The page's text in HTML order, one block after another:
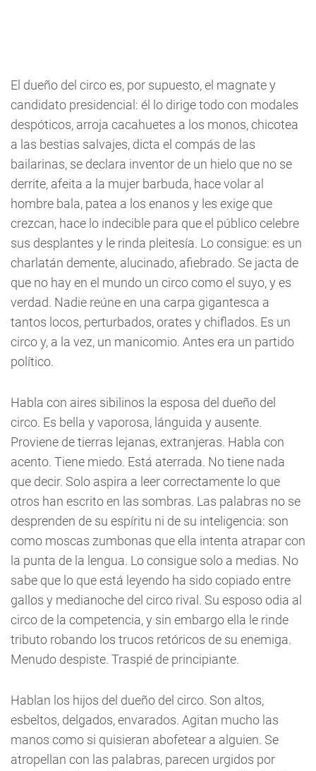
El dueño del circo es, por supuesto, el magnate y
candidato presidencial: él lo dirige todo con modales
despóticos, arroja cacahuetes a los monos, chicotea
a las bestias salvajes, dicta el compás de las
bailarinas, se declara inventor de un hielo que no se
derrite, afeita a la mujer barbuda, hace volar al
hombre bala, patea a los enanos y les exige que
crezcan, hace lo indecible para que el público celebre
sus desplantes y le rinda pleitesía. Lo consigue: es un
charlatán demente, alucinado, afiebrado. Se jacta de
que no hay en el mundo un circo como el suyo, y es
verdad. Nadie reúne en una carpa gigantesca a
tantos locos, perturbados, orates y chiflados. Es un
circo y, a la vez, un manicomio. Antes era un partido
político.
Habla con aires sibilinos la esposa del dueño del
circo. Es bella y vaporosa, lánguida y ausente.
Proviene de tierras lejanas, extranjeras. Habla con
acento. Tiene miedo. Está aterrada. No tiene nada
que decir. Solo aspira a leer correctamente lo que
otros han escrito en las sombras. Las palabras no se
desprenden de su espíritu ni de su inteligencia: son
como moscas zumbonas que ella intenta atrapar con
la punta de la lengua. Lo consigue solo a medias. No
sabe que lo que está leyendo ha sido copiado entre
gallos y medianoche del circo rival. Su esposo odia al
circo de la competencia, y sin embargo ella le rinde
tributo robando los trucos retóricos de su enemiga.
Menudo despiste. Traspié de principiante.
Hablan los hijos del dueño del circo. Son altos,
esbeltos, delgados, envarados. Agitan mucho las
manos como si quisieran abofetear a alguien. Se
atropellan con las palabras, parecen urgidos por